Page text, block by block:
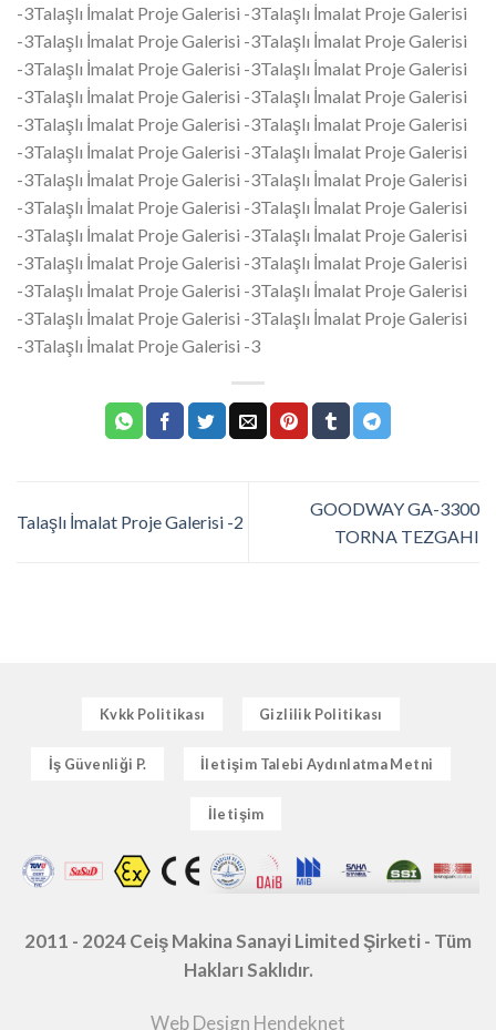
-3Talaşlı İmalat Proje Galerisi -3Talaşlı İmalat Proje Galerisi
-3Talaşlı İmalat Proje Galerisi -3Talaşlı İmalat Proje Galerisi
-3Talaşlı İmalat Proje Galerisi -3Talaşlı İmalat Proje Galerisi
-3Talaşlı İmalat Proje Galerisi -3Talaşlı İmalat Proje Galerisi
-3Talaşlı İmalat Proje Galerisi -3Talaşlı İmalat Proje Galerisi
-3Talaşlı İmalat Proje Galerisi -3Talaşlı İmalat Proje Galerisi
-3Talaşlı İmalat Proje Galerisi -3Talaşlı İmalat Proje Galerisi
-3Talaşlı İmalat Proje Galerisi -3Talaşlı İmalat Proje Galerisi
-3Talaşlı İmalat Proje Galerisi -3Talaşlı İmalat Proje Galerisi
-3Talaşlı İmalat Proje Galerisi -3Talaşlı İmalat Proje Galerisi
-3Talaşlı İmalat Proje Galerisi -3Talaşlı İmalat Proje Galerisi
-3Talaşlı İmalat Proje Galerisi -3Talaşlı İmalat Proje Galerisi
-3Talaşlı İmalat Proje Galerisi -3
Talaşlı İmalat Proje Galerisi -2
GOODWAY GA-3300
TORNA TEZGAHI
Kvkk Politikası Gizlilik Politikası
İş Güvenliği P. İletişim Talebi Aydınlatma Metni
İletişim
2011 - 2024 Ceiş Makina Sanayi Limited Şirketi - Tüm
Hakları Saklıdır.
Web Design Hendeknet